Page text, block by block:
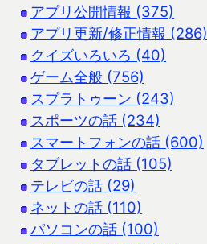
アプリ公開情報 (375)
アプリ更新/修正情報 (286)
クイズいろいろ (40)
ゲーム全般 (756)
スプラトゥーン (243)
スポーツの話 (234)
スマートフォンの話 (600)
タブレットの話 (105)
テレビの話 (29)
ネットの話 (110)
パソコンの話 (100)